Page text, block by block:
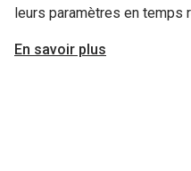
leurs paramètres en temps
En savoir plus